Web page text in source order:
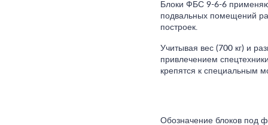
Блоки ФБС 9-6-6
подвальных помещений
построек.
Учитывая вес (700 кг) и
привлечением
крепятся к специальным
Обозначение блоков под